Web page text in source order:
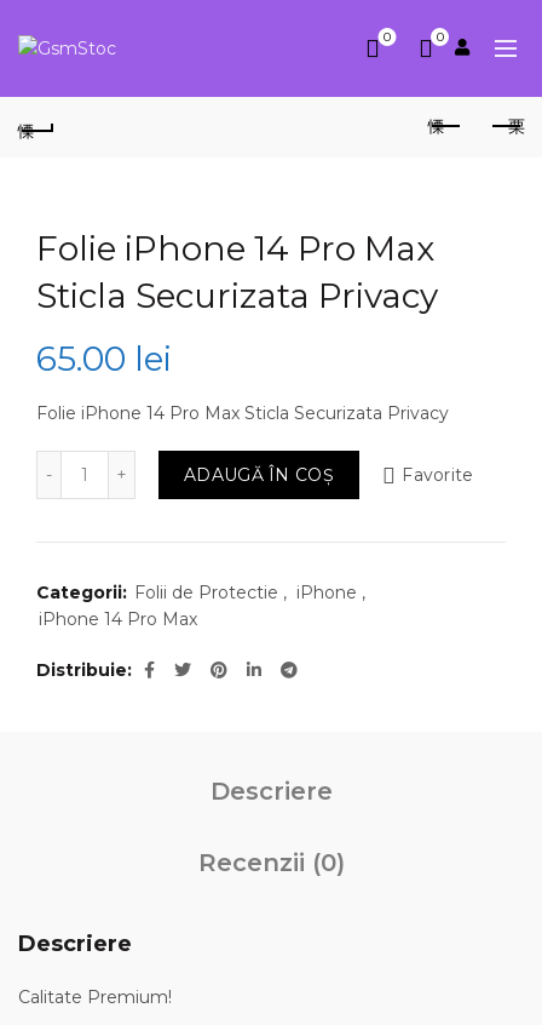
0 0
Folie iPhone 14 Pro Max
Sticla Securizata Privacy
65.00 lei
Folie iPhone 14 Pro Max Sticla Securizata Privacy
Cantitate Folie iPhone 14 Pro Max Sticla Securizata
ADAUGĂ ÎN COȘ Favorite
Categorii: Folii de Protectie , iPhone ,
iPhone 14 Pro Max
Distribuie
Descriere
Recenzii (0)
Descriere
Calitate Premium!